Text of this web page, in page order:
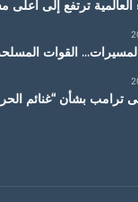
ترتفع إلى أعلى
القوات
ترامب بشأن “غنائم